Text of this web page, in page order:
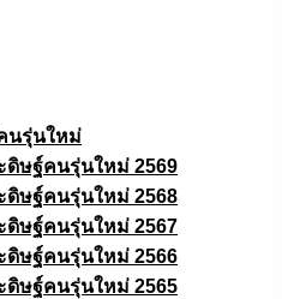
นรุ่นใหม่
ดิษฐ์คนรุ่นใหม่ 2569
ดิษฐ์คนรุ่นใหม่ 2568
ดิษฐ์คนรุ่นใหม่ 2567
ดิษฐ์คนรุ่นใหม่ 2566
ดิษฐ์คนรุ่นใหม่ 2565